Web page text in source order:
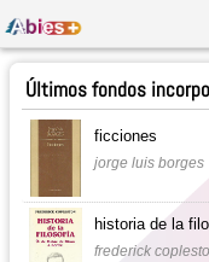
Últimos fondos
ficciones
jorge luis borges
historia de la
frederick